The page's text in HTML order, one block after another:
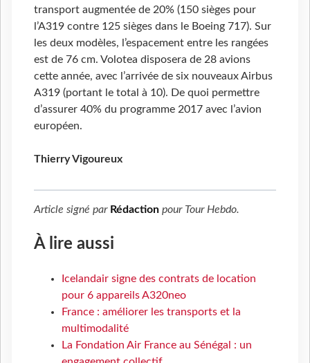
transport augmentée de 20% (150 sièges pour
l’A319 contre 125 sièges dans le Boeing 717). Sur
les deux modèles, l’espacement entre les rangées
est de 76 cm. Volotea disposera de 28 avions
cette année, avec l’arrivée de six nouveaux Airbus
A319 (portant le total à 10). De quoi permettre
d’assurer 40% du programme 2017 avec l’avion
européen.
Thierry Vigoureux
Article signé par Rédaction pour Tour Hebdo.
À lire aussi
Icelandair signe des contrats de location
pour 6 appareils A320neo
France : améliorer les transports et la
multimodalité
La Fondation Air France au Sénégal : un